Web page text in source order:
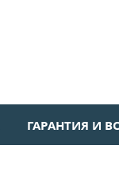
ГАРАНТИЯ И